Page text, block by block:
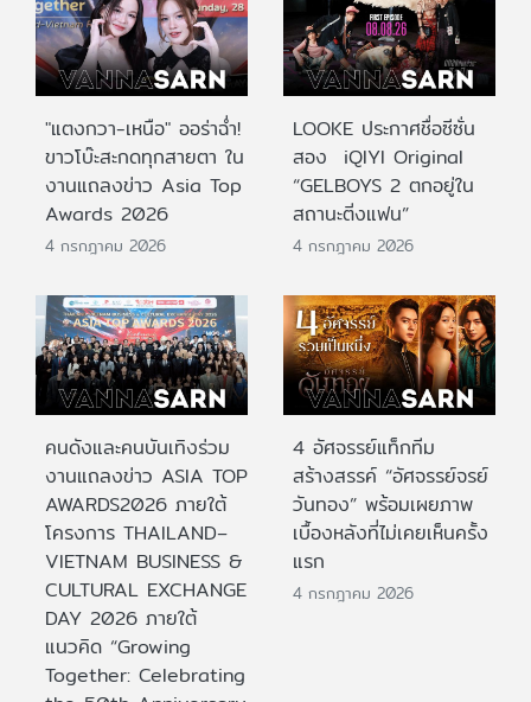
"แตงกวา-เหนือ" ออร่าฉ่ำ!
ขาวโบ๊ะสะกดทุกสายตา ใน
งานแถลงข่าว Asia Top
Awards 2026
4 กรกฎาคม 2026
LOOKE ประกาศชื่อซีซั่น
สอง iQIYI Original
“GELBOYS 2 ตกอยู่ใน
สถานะติ่งแฟน”
4 กรกฎาคม 2026
คนดังและคนบันเทิงร่วม
งานแถลงข่าว ASIA TOP
AWARDS2026 ภายใต้
โครงการ THAILAND–
VIETNAM BUSINESS &
CULTURAL EXCHANGE
DAY 2026 ภายใต้
แนวคิด “Growing
Together: Celebrating
4 อัศจรรย์แท็กทีม
สร้างสรรค์ “อัศจรรย์จรย์
วันทอง” พร้อมเผยภาพ
เบื้องหลังที่ไม่เคยเห็นครั้ง
แรก
4 กรกฎาคม 2026